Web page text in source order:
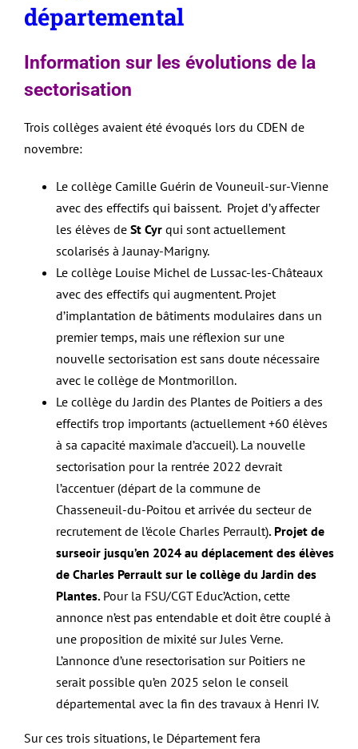
départemental
Information sur les évolutions de la
sectorisation
Trois collèges avaient été évoqués lors du CDEN de
novembre:
Le collège Camille Guérin de Vouneuil-sur-Vienne
avec des effectifs qui baissent. Projet d’y affecter
les élèves de St Cyr qui sont actuellement
scolarisés à Jaunay-Marigny.
Le collège Louise Michel de Lussac-les-Châteaux
avec des effectifs qui augmentent. Projet
d’implantation de bâtiments modulaires dans un
premier temps, mais une réflexion sur une
nouvelle sectorisation est sans doute nécessaire
avec le collège de Montmorillon.
Le collège du Jardin des Plantes de Poitiers a des
effectifs trop importants (actuellement +60 élèves
à sa capacité maximale d’accueil). La nouvelle
sectorisation pour la rentrée 2022 devrait
l’accentuer (départ de la commune de
Chasseneuil-du-Poitou et arrivée du secteur de
recrutement de l’école Charles Perrault). Projet de
surseoir jusqu’en 2024 au déplacement des élèves
de Charles Perrault sur le collège du Jardin des
Plantes. Pour la FSU/CGT Educ’Action, cette
annonce n’est pas entendable et doit être couplé à
une proposition de mixité sur Jules Verne.
L’annonce d’une resectorisation sur Poitiers ne
serait possible qu’en 2025 selon le conseil
départemental avec la fin des travaux à Henri IV.
Sur ces trois situations, le Département fera